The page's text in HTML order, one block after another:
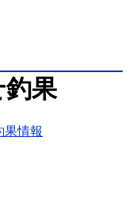
釣果
果情報